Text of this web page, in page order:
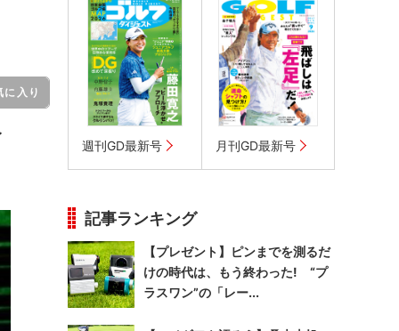
に入り
週刊GD最新号 月刊GD最新号
記事ランキング
【プレゼント】ピンまでを測るだ
けの時代は、もう終わった! “プ
ラスワン”の「レー...